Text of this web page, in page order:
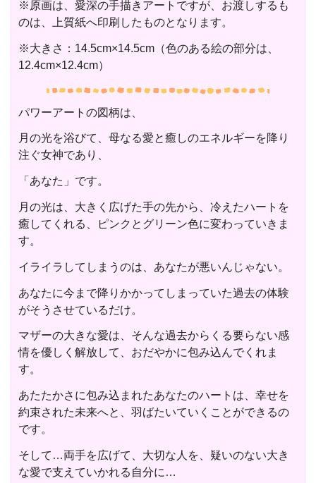
※原画は、愛深の手描きアートですが、お渡しするも
のは、上質紙へ印刷したものとなります。
※大きさ：14.5cm×14.5cm（色のある絵の部分は、
12.4cm×12.4cm）
パワーアートの図柄は、
月の光を浴びて、母なる愛と癒しのエネルギーを降り
注ぐ女神であり、
「あなた」です。
月の光は、大きく広げた手の先から、冷えたハートを
癒してくれる、ピンクとグリーン色に変わっていきま
す。
イライラしてしまうのは、あなたが悪いんじゃない。
あなたに今まで降りかかってしまっていた過去の体験
がそうさせているだけ。
マザーの大きな愛は、そんな過去からくる要らない感
情を優しく解放して、おだやかに包み込んでくれま
す。
あたたかさに包み込まれたあなたのハートは、幸せを
約束された未来へと、羽ばたいていくことができるの
です。
そして…両手を広げて、大切な人を、疑いのない大き
な愛で支えていかれる自分に…